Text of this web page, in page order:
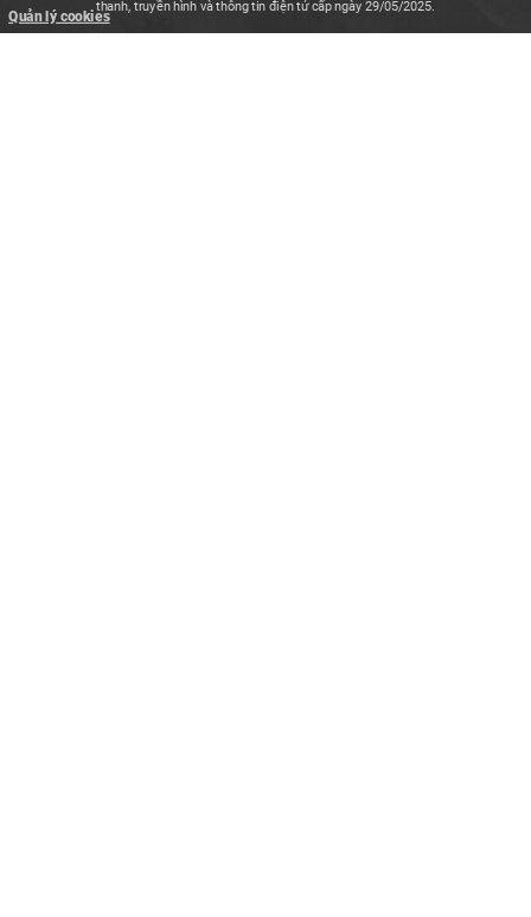
thanh, truyền hình và thông tin điện tử cấp ngày 29/05/2025.
Quản lý cookies